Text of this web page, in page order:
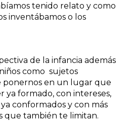
tenido relato y como
inventábamos o los
de la infancia además
como sujetos
ponernos en un lugar que
ya formado, con intereses,
conformados y con más
que también te limitan.